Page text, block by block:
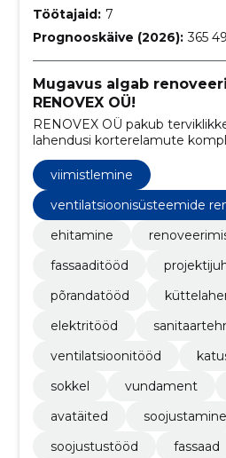
Töötajaid: 7
Prognooskäive (2026): 365
Mugavus algab
RENOVEX OÜ!
RENOVEX OÜ pakub
lahendusi korterelamute
fassaaditöödest kuni
renoveerimiseni.
viimistlemine
ventilatsioonisüsteemide
ehitamine
fassaaditööd
põrandatööd
elektritööd
ventilatsioonitööd
sokkel
vundament
avatäited
soojustamine
soojustustööd
fassaad